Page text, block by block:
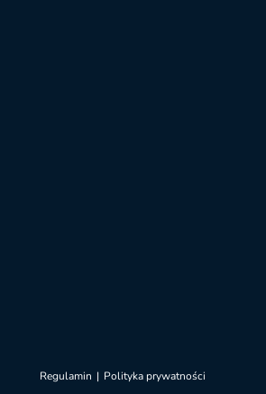
Regulamin Polityka prywatności